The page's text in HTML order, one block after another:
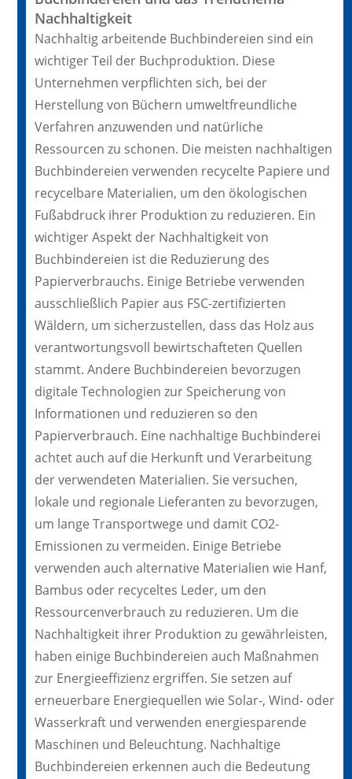
Nachhaltigkeit
Nachhaltig arbeitende Buchbindereien sind ein
wichtiger Teil der Buchproduktion. Diese
Unternehmen verpflichten sich, bei der
Herstellung von Büchern umweltfreundliche
Verfahren anzuwenden und natürliche
Ressourcen zu schonen. Die meisten nachhaltigen
Buchbindereien verwenden recycelte Papiere und
recycelbare Materialien, um den ökologischen
Fußabdruck ihrer Produktion zu reduzieren. Ein
wichtiger Aspekt der Nachhaltigkeit von
Buchbindereien ist die Reduzierung des
Papierverbrauchs. Einige Betriebe verwenden
ausschließlich Papier aus FSC-zertifizierten
Wäldern, um sicherzustellen, dass das Holz aus
verantwortungsvoll bewirtschafteten Quellen
stammt. Andere Buchbindereien bevorzugen
digitale Technologien zur Speicherung von
Informationen und reduzieren so den
Papierverbrauch. Eine nachhaltige Buchbinderei
achtet auch auf die Herkunft und Verarbeitung
der verwendeten Materialien. Sie versuchen,
lokale und regionale Lieferanten zu bevorzugen,
um lange Transportwege und damit CO2-
Emissionen zu vermeiden. Einige Betriebe
verwenden auch alternative Materialien wie Hanf,
Bambus oder recyceltes Leder, um den
Ressourcenverbrauch zu reduzieren. Um die
Nachhaltigkeit ihrer Produktion zu gewährleisten,
haben einige Buchbindereien auch Maßnahmen
zur Energieeffizienz ergriffen. Sie setzen auf
erneuerbare Energiequellen wie Solar-, Wind- oder
Wasserkraft und verwenden energiesparende
Maschinen und Beleuchtung. Nachhaltige
Buchbindereien erkennen auch die Bedeutung